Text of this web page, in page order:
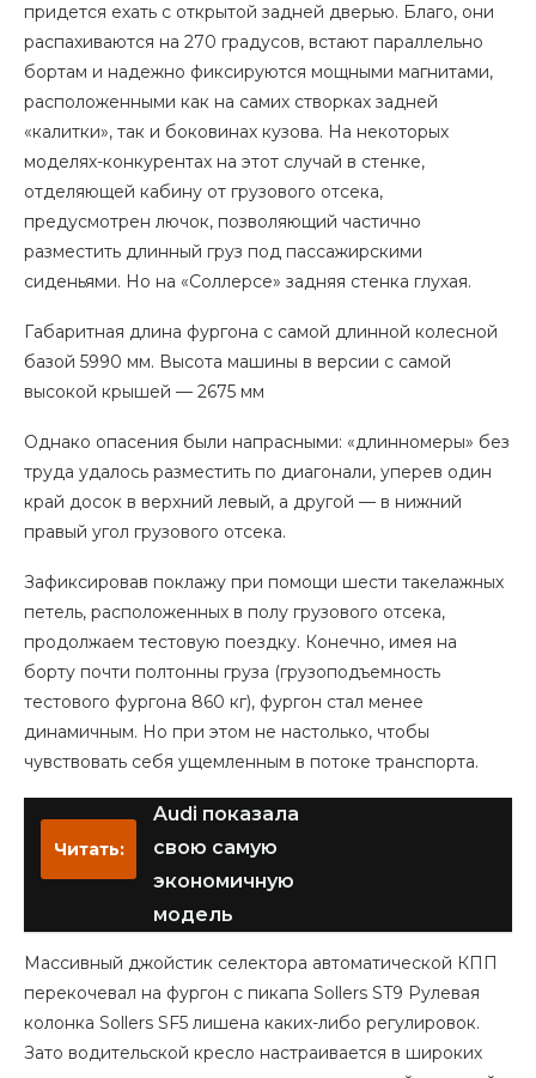
придется ехать с открытой задней дверью. Благо, они
распахиваются на 270 градусов, встают параллельно
бортам и надежно фиксируются мощными магнитами,
расположенными как на самих створках задней
«калитки», так и боковинах кузова. На некоторых
моделях-конкурентах на этот случай в стенке,
отделяющей кабину от грузового отсека,
предусмотрен лючок, позволяющий частично
разместить длинный груз под пассажирскими
сиденьями. Но на «Соллерсе» задняя стенка глухая.
Габаритная длина фургона с самой длинной колесной
базой 5990 мм. Высота машины в версии с самой
высокой крышей — 2675 мм
Однако опасения были напрасными: «длинномеры» без
труда удалось разместить по диагонали, уперев один
край досок в верхний левый, а другой — в нижний
правый угол грузового отсека.
Зафиксировав поклажу при помощи шести такелажных
петель, расположенных в полу грузового отсека,
продолжаем тестовую поездку. Конечно, имея на
борту почти полтонны груза (грузоподъемность
тестового фургона 860 кг), фургон стал менее
динамичным. Но при этом не настолько, чтобы
чувствовать себя ущемленным в потоке транспорта.
Читать:
Audi показала
свою самую
экономичную
модель
Массивный джойстик селектора автоматической КПП
перекочевал на фургон с пикапа Sollers ST9 Рулевая
колонка Sollers SF5 лишена каких-либо регулировок.
Зато водительской кресло настраивается в широких